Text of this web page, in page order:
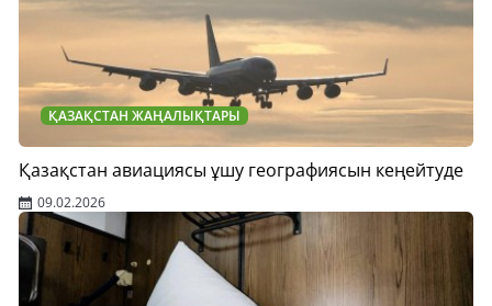
ҚАЗАҚСТАН ЖАҢАЛЫҚТАРЫ
Қазақстан авиациясы ұшу географиясын кеңейтуде
09.02.2026